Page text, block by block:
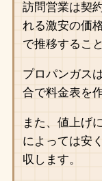
訪問営業は契
れる激安の価
で推移するこ
プロパンガス
合で料金表を
また、値上げ
によっては安
収します。